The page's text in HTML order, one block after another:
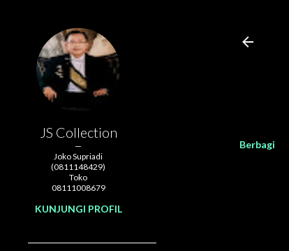
Berbagi
JS Collection
Joko Supriadi
(0811148429)
Toko
08111008679
KUNJUNGI PROFIL